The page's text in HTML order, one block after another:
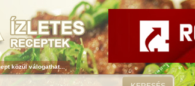
közül válogathat...